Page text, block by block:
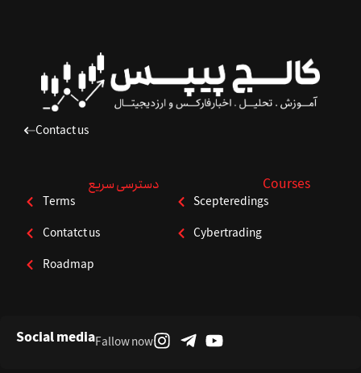
Contact us
دسترسی سریع
Terms
Contatct us
Roadmap
Courses
Scepteredings
Cybertrading
Social mediaFallow now